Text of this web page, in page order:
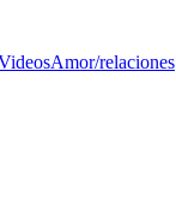
Amor/relaciones